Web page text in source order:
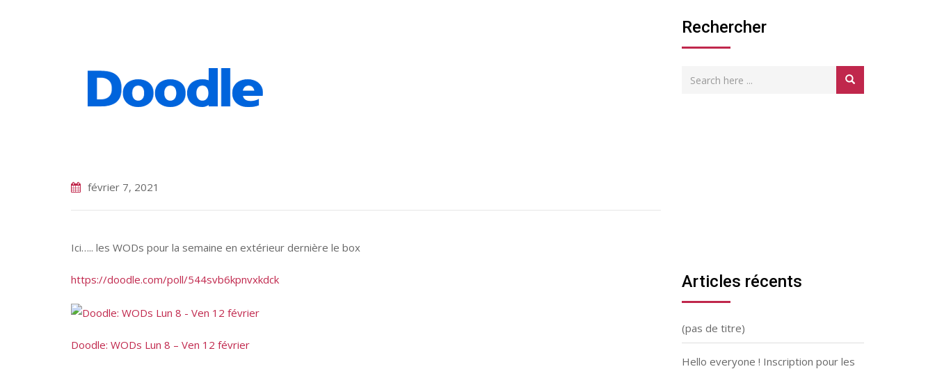
février 7, 2021
Ici….. les WODs pour la semaine en extérieur dernière le box
https://doodle.com/poll/544svb6kpnvxkdck
Doodle: WODs Lun 8 – Ven 12 février
Rechercher
Articles récents
(pas de titre)
Hello everyone ! Inscription pour les